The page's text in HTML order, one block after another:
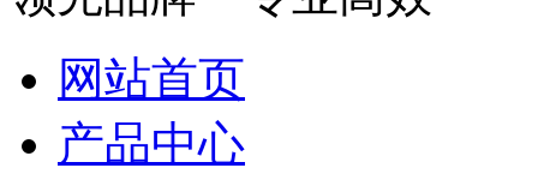
网站首页
产品中心